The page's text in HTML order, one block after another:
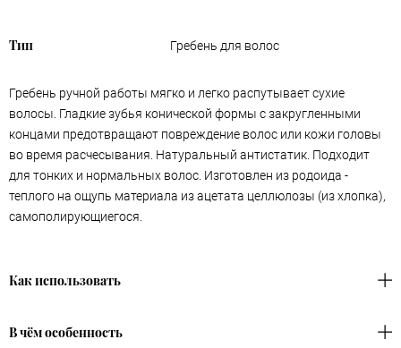
Тип Гребень для волос
Гребень ручной работы мягко и легко распутывает сухие
волосы. Гладкие зубья конической формы с закругленными
концами предотвращают повреждение волос или кожи головы
во время расчесывания. Натуральный антистатик. Подходит
для тонких и нормальных волос. Изготовлен из родоида -
теплого на ощупь материала из ацетата целлюлозы (из хлопка),
самополирующиегося.
Как использовать
В чём особенность